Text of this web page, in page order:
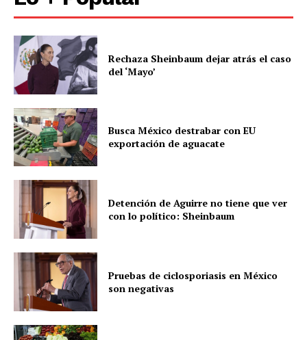
Rechaza Sheinbaum dejar atrás el caso
del ‘Mayo’
Busca México destrabar con EU
exportación de aguacate
Detención de Aguirre no tiene que ver
con lo político: Sheinbaum
Pruebas de ciclosporiasis en México
son negativas